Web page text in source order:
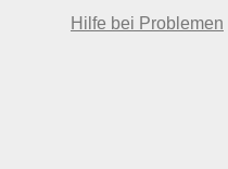
Hilfe bei Problemen